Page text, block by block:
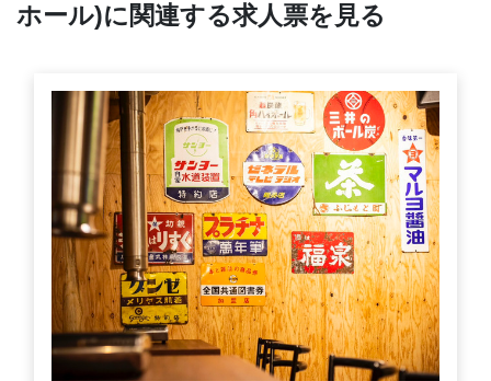
ホール)に関連する求人票を見る